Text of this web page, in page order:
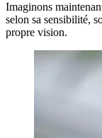
Imaginons
selon sa sensibilité,
propre vision.